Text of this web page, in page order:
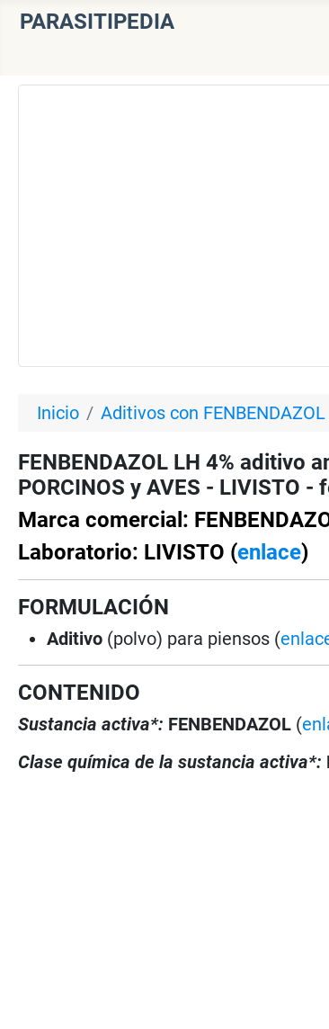
PARASITIPEDIA
Inicio Aditivos con FENBENDAZOL
FENBENDAZOL LH 4% aditivo
PORCINOS y AVES - LIVISTO
Marca comercial:
Laboratorio: LIVISTO (enlace)
FORMULACIÓN
Aditivo (polvo) para piensos (
CONTENIDO
Sustancia activa*: FENBENDAZOL (
Clase química de la sustancia activa*: